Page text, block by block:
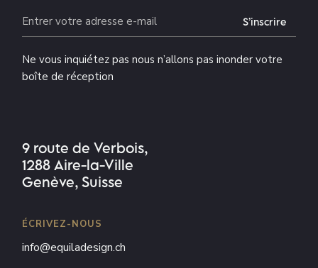
S’inscrire
Ne vous inquiétez pas nous n’allons pas inonder votre
boîte de réception
9 route de Verbois,
1288 Aire-la-Ville
Genève, Suisse
ÉCRIVEZ-NOUS
info@equiladesign.ch